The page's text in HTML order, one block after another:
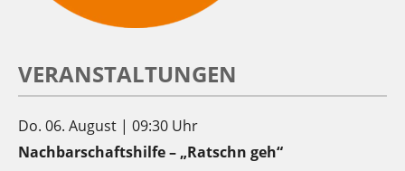
VERANSTALTUNGEN
Do. 06. August | 09:30 Uhr
Nachbarschaftshilfe – „Ratschn geh“